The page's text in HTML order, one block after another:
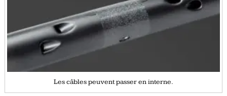
Les câbles peuvent passer en interne.